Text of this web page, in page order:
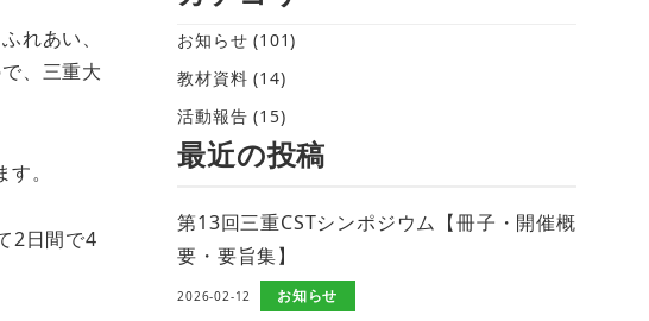
れあい、
、三重大
。
2日間で4
お知らせ (101)
教材資料 (14)
活動報告 (15)
最近の投稿
第13回三重CSTシンポジウム【冊子・開催概
要・要旨集】
2026-02-12 お知らせ